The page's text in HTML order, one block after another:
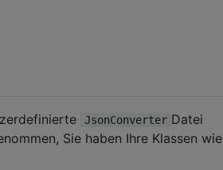
JsonConverter Datei
Sie haben Ihre Klassen wie